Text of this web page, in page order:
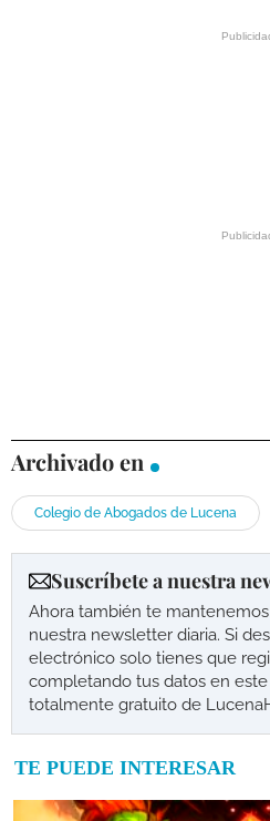
Archivado en
Colegio de Abogados de Lucena
Suscríbete a nuestra
Ahora también te
nuestra newsletter diaria. Si
electrónico solo tienes que
completando tus datos en
totalmente gratuito de
TE PUEDE INTERESAR